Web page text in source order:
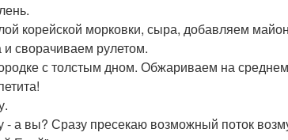
корейской морковки, сыра, добавляем
сворачиваем рулетом.
с толстым дном. Обжариваем на
а вы? Сразу пресекаю возможный поток